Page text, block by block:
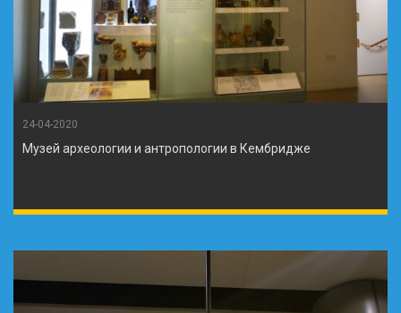
24-04-2020
Музей археологии и антропологии в Кембридже